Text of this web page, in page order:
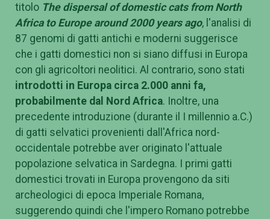
titolo The dispersal of domestic cats from North
Africa to Europe around 2000 years ago, l'analisi di
87 genomi di gatti antichi e moderni suggerisce
che i gatti domestici non si siano diffusi in Europa
con gli agricoltori neolitici. Al contrario, sono stati
introdotti in Europa circa 2.000 anni fa,
probabilmente dal Nord Africa. Inoltre, una
precedente introduzione (durante il I millennio a.C.)
di gatti selvatici provenienti dall'Africa nord-
occidentale potrebbe aver originato l'attuale
popolazione selvatica in Sardegna. I primi gatti
domestici trovati in Europa provengono da siti
archeologici di epoca Imperiale Romana,
suggerendo quindi che l'impero Romano potrebbe